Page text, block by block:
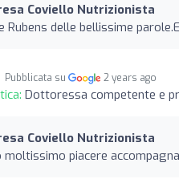
Coviello Nutrizionista
Rubens delle bellissime
Pubblicata su 2 years ago
Dottoressa competente e
Coviello Nutrizionista
piacere